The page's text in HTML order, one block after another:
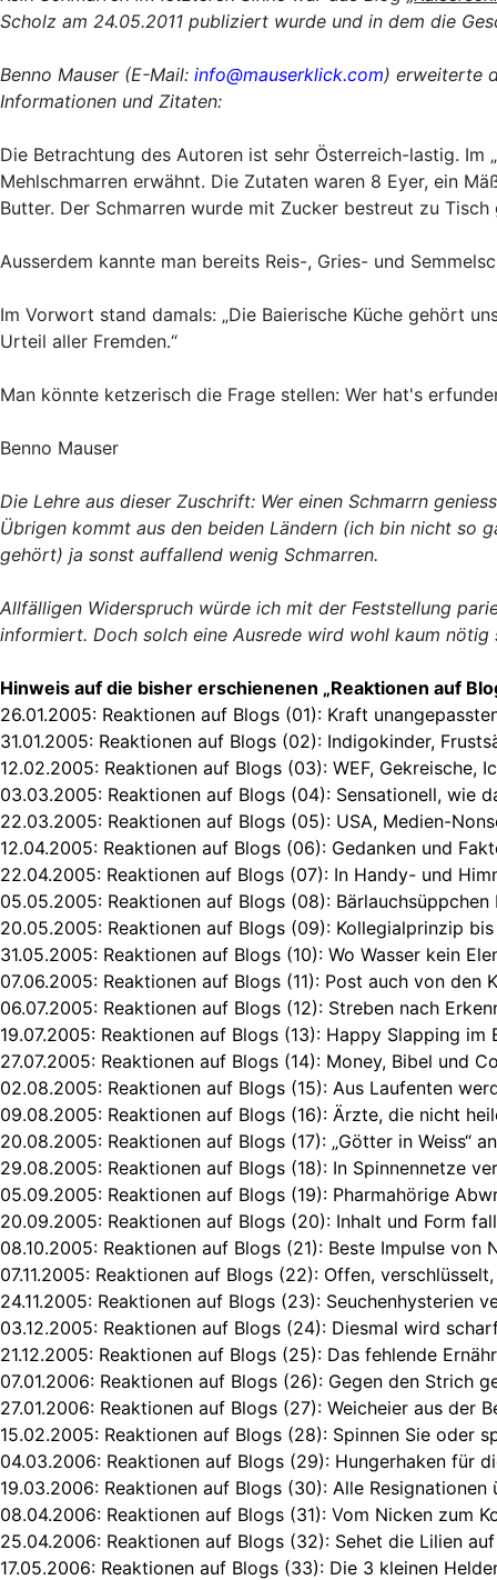
Scholz am 24.05.2011 publiziert wurde und in dem die
Benno Mauser (E-Mail: info@mauserklick.com) erweiterte
Informationen und Zitaten:
Die Betrachtung des Autoren ist sehr Österreich-lastig. Im
Mehlschmarren erwähnt. Die Zutaten waren 8 Eyer, ein
Butter. Der Schmarren wurde mit Zucker bestreut zu Tisch
Ausserdem kannte man bereits Reis-, Gries- und
Im Vorwort stand damals: „Die Baierische Küche gehört
Urteil aller Fremden.“
Man könnte ketzerisch die Frage stellen: Wer hat's
Benno Mauser
Die Lehre aus dieser Zuschrift: Wer einen Schmarrn
Übrigen kommt aus den beiden Ländern (ich bin nicht so
gehört) ja sonst auffallend wenig Schmarren.
Allfälligen Widerspruch würde ich mit der Feststellung
informiert. Doch solch eine Ausrede wird wohl kaum nötig
Hinweis auf die bisher erschienenen „Reaktionen auf
26.01.2005: Reaktionen auf Blogs (01): Kraft
31.01.2005: Reaktionen auf Blogs (02): Indigokinder,
12.02.2005: Reaktionen auf Blogs (03): WEF, Gekreische,
03.03.2005: Reaktionen auf Blogs (04): Sensationell, wie
22.03.2005: Reaktionen auf Blogs (05): USA, Medien-
12.04.2005: Reaktionen auf Blogs (06): Gedanken und
22.04.2005: Reaktionen auf Blogs (07): In Handy- und
05.05.2005: Reaktionen auf Blogs (08): Bärlauchsüppchen
20.05.2005: Reaktionen auf Blogs (09): Kollegialprinzip
31.05.2005: Reaktionen auf Blogs (10): Wo Wasser kein
07.06.2005: Reaktionen auf Blogs (11): Post auch von den
06.07.2005: Reaktionen auf Blogs (12): Streben nach
19.07.2005: Reaktionen auf Blogs (13): Happy Slapping im
27.07.2005: Reaktionen auf Blogs (14): Money, Bibel und
02.08.2005: Reaktionen auf Blogs (15): Aus Laufenten
09.08.2005: Reaktionen auf Blogs (16): Ärzte, die nicht
20.08.2005: Reaktionen auf Blogs (17): „Götter in Weiss“
29.08.2005: Reaktionen auf Blogs (18): In Spinnennetze
05.09.2005: Reaktionen auf Blogs (19): Pharmahörige
20.09.2005: Reaktionen auf Blogs (20): Inhalt und Form
08.10.2005: Reaktionen auf Blogs (21): Beste Impulse von
07.11.2005: Reaktionen auf Blogs (22): Offen,
24.11.2005: Reaktionen auf Blogs (23): Seuchenhysterien
03.12.2005: Reaktionen auf Blogs (24): Diesmal wird
21.12.2005: Reaktionen auf Blogs (25): Das fehlende
07.01.2006: Reaktionen auf Blogs (26): Gegen den Strich
27.01.2006: Reaktionen auf Blogs (27): Weicheier aus der
15.02.2005: Reaktionen auf Blogs (28): Spinnen Sie oder
04.03.2006: Reaktionen auf Blogs (29): Hungerhaken für
19.03.2006: Reaktionen auf Blogs (30): Alle Resignationen
08.04.2006: Reaktionen auf Blogs (31): Vom Nicken zum
25.04.2006: Reaktionen auf Blogs (32): Sehet die Lilien
17.05.2006: Reaktionen auf Blogs (33): Die 3 kleinen